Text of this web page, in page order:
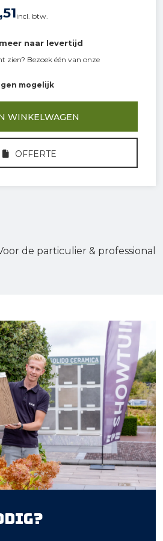
51incl. btw.
naar levertijd
zien? Bezoek één van onze
mogelijk
WINKELWAGEN
OFFERTE
de particulier & professional